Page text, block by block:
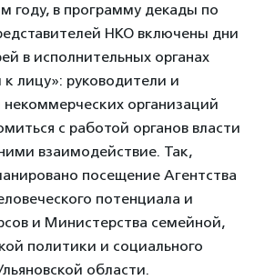
году, в программу декады по
НКО включены дни
в исполнительных органах
лицу»: руководители и
некоммерческих организаций
с работой органов власти
взаимодействие. Так,
посещение Агентства
потенциала и
и Министерства семейной,
политики и социального
области.